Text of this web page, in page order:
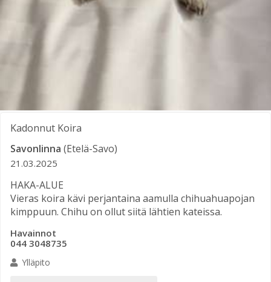
Kadonnut Koira
Savonlinna (Etelä-Savo)
21.03.2025
HAKA-ALUE
Vieras koira kävi perjantaina aamulla chihuahuapojan
kimppuun. Chihu on ollut siitä lähtien kateissa.
Havainnot
044 3048735
Ylläpito